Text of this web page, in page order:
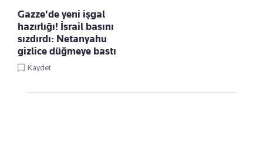
Gazze'de yeni işgal
hazırlığı! İsrail basını
sızdırdı: Netanyahu
gizlice düğmeye bastı
Kaydet